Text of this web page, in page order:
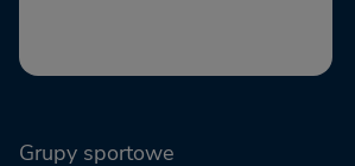
Grupy sportowe